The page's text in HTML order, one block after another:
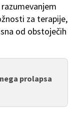
za terapije,
od obstoječih
prolapsa